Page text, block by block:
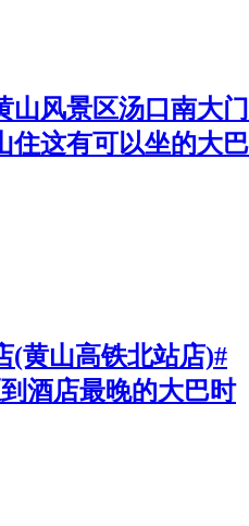
山风景区汤口南大门
住这有可以坐的大巴
(黄山高铁北站店)#
酒店最晚的大巴时